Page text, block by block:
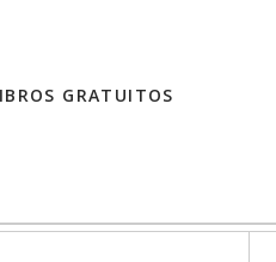
GRATUITOS